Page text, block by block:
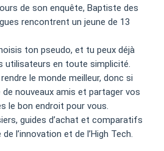
de son enquête, Baptiste des
rencontrent un jeune de 13
ton pseudo, et tu peux déjà
utilisateurs en toute simplicité.
le monde meilleur, donc si
nouveaux amis et partager vos
le bon endroit pour vous.
guides d’achat et comparatifs
l’innovation et de l’High Tech.